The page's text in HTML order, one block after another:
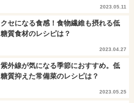
2023.05.11
クセになる食感！食物繊維も摂れる低
糖質食材のレシピは？
2023.04.27
紫外線が気になる季節におすすめ。低
糖質抑えた常備菜のレシピは？
2023.05.25